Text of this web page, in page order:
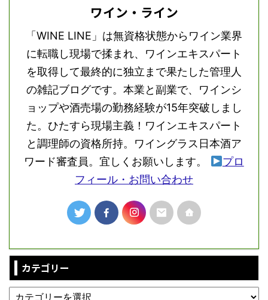
ワイン・ライン
「WINE LINE」は無資格状態からワイン業界
に転職し現場で揉まれ、ワインエキスパート
を取得して最終的に独立まで果たした管理人
の雑記ブログです。本業と副業で、ワインシ
ョップや酒売場の勤務経験が15年突破しまし
た。ひたすら現場主義！ワインエキスパート
と調理師の資格所持。ワイングラス日本酒ア
ワード審査員。宜しくお願いします。
プロ
フィール・お問い合わせ
カテゴリー